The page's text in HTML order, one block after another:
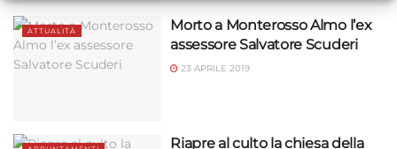
combinazione di dati provenienti da fonti diverse.
Marketing
pubblicità personalizzata, Creare profili per la personalizzazione
ATTUALITÀ
Morto a Monterosso Almo l’ex
assessore Salvatore Scuderi
23 APRILE 2019
Riapre al culto la chiesa della